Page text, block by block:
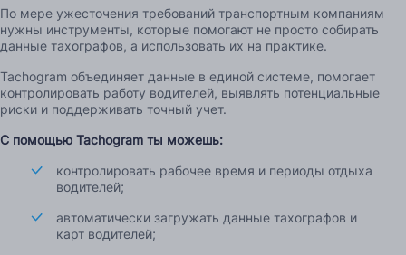
По мере ужесточения требований транспортным компаниям
нужны инструменты, которые помогают не просто собирать
данные тахографов, а использовать их на практике.
Tachogram объединяет данные в единой системе, помогает
контролировать работу водителей, выявлять потенциальные
риски и поддерживать точный учет.
С помощью Tachogram ты можешь:
контролировать рабочее время и периоды отдыха
водителей;
автоматически загружать данные тахографов и
карт водителей;